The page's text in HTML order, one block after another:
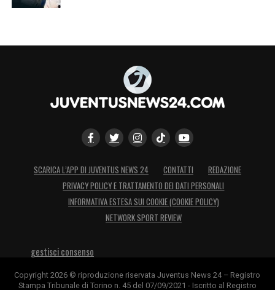
SCARICA L’APP DI JUVENTUS NEWS 24 CONTATTI
REDAZIONE
PRIVACY POLICY E TRATTAMENTO DEI DATI PERSONALI
INFORMATIVA ESTESA SUI COOKIE (COOKIE POLICY)
NETWORK SPORT REVIEW
gestisci consenso
Copyright 2026 © riproduzione riservata Juventus News 24 – Registro
Stampa Tribunale di Torino n. 45 del 07/09/2021 - Iscritto al Registro